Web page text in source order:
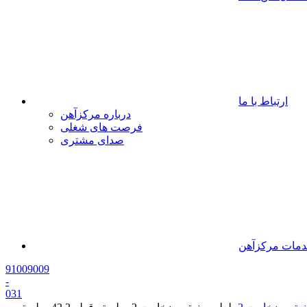
ارتباط با ما
درباره مرکزآهن
فرصت های شغلی
صدای مشتری
مرکزآهن
91009009
-
031